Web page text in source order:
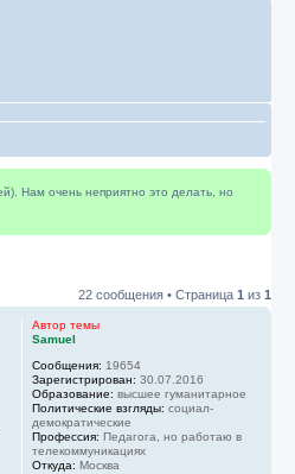
Нам очень неприятно это делать, но
22 сообщения • Страница 1 из 1
Автор темы
Samuel
Сообщения: 19654
Зарегистрирован: 30.07.2016
Образование: высшее гуманитарное
Политические взгляды: социал-
демократические
Профессия: Педагога, но работаю в
телекоммуникациях
Откуда: Москва